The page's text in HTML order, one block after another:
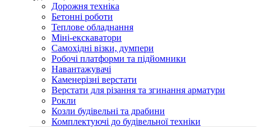
Дорожня техніка
Бетонні роботи
Теплове обладнання
Міні-екскаватори
Самохідні візки, думпери
Робочі платформи та підйомники
Навантажувачі
Каменерізні верстати
Верстати для різання та згинання арматури
Рокли
Козли будівельні та драбини
Комплектуючі до будівельної техніки